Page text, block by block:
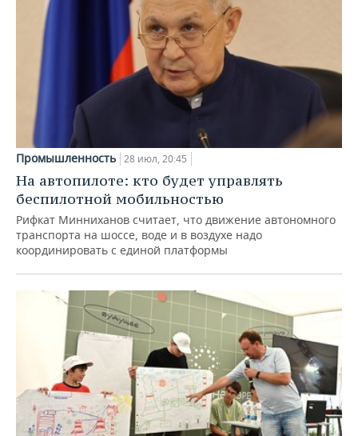
Промышленность 28 июл, 20:45
На автопилоте: кто будет управлять
беспилотной мобильностью
Рифкат Минниханов считает, что движение автономного
транспорта на шоссе, воде и в воздухе надо
координировать с единой платформы